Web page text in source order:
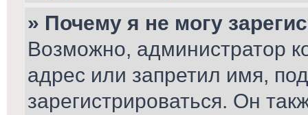
» Почему я не могу
Возможно, администратор
адрес или запретил имя,
зарегистрироваться. Он